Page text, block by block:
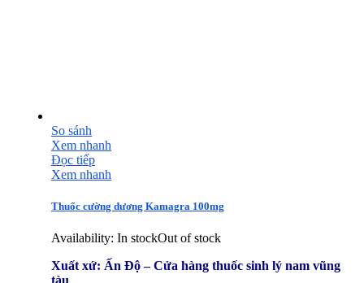
So sánh
Xem nhanh
Đọc tiếp
Xem nhanh
Thuốc cường dương Kamagra 100mg
Availability: In stockOut of stock
Xuất xứ: Ấn Độ – Cửa hàng thuốc sinh lý nam vũng